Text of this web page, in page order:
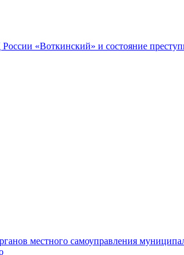
«Воткинский» и состояние
местного самоуправления